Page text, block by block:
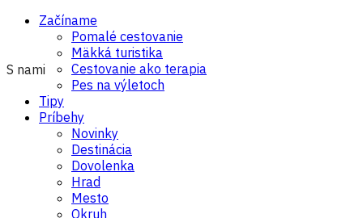
S nami
Začíname
Pomalé cestovanie
Mäkká turistika
Cestovanie ako terapia
Pes na výletoch
Tipy
Príbehy
Novinky
Destinácia
Dovolenka
Hrad
Mesto
Okruh